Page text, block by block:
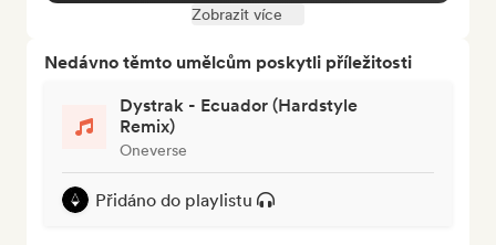
Zobrazit více
Nedávno těmto umělcům poskytli příležitosti
Dystrak - Ecuador (Hardstyle
Remix)
Oneverse
Přidáno do playlistu